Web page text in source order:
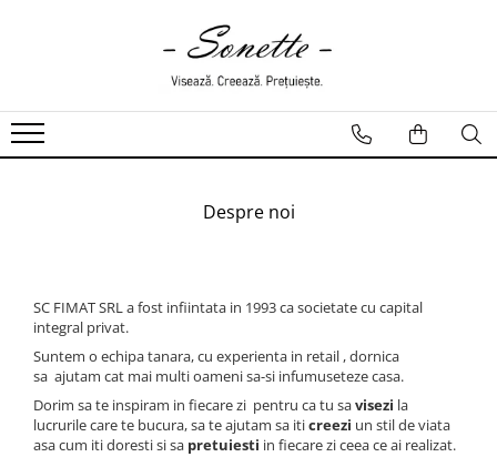
LENJERII DE PAT
LENJERII DE PAT CU PATURA
Despre noi
SC FIMAT SRLa fost infiintata in 1993 ca societate cu capital
integral privat.
Suntem o echipa tanara, cu experienta in retail , dornica
sa ajutam cat mai multi oameni sa-si infumuseteze casa.
Dorim sa te inspiram in fiecare zi pentru ca tu savisezi la
lucrurile care te bucura, sa te ajutam sa iticreezi un stil de viata
asa cum iti doresti si sa pretuiesti in fiecare zi ceea ce ai realizat.